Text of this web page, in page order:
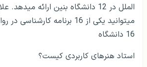
الملل در 12 دانشگاه بنین ارائه
می­توانید یکی از 16 برنامه
16 دانشگاه
استاد هنرهای کاربردی کیست؟